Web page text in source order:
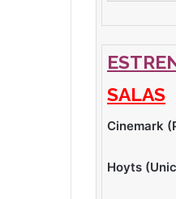
SALAS
Cinemark
Hoyts